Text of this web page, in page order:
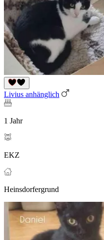
Livius anhänglich
1 Jahr
EKZ
Heinsdorfergrund